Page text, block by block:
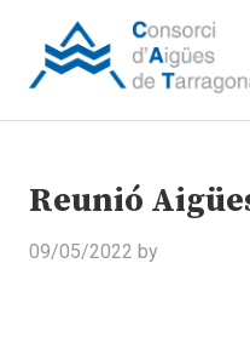
Reunió
09/05/2022 by